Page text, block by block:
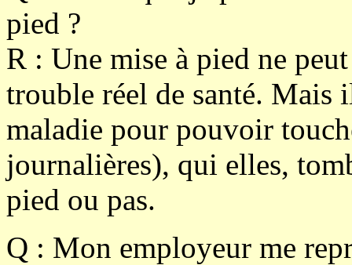
pied ?
R : Une mise à pied ne
trouble réel de santé. Mais
maladie pour pouvoir
journalières), qui elles,
pied ou pas.
Q : Mon employeur me